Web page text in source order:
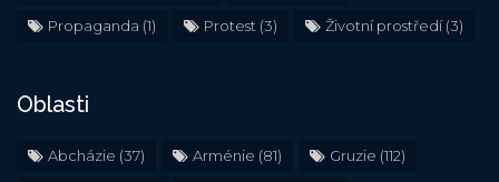
Propaganda (1) Protest (3) Životní prostředí(3)
Oblasti
Abcházie (37) Arménie (81) Gruzie (112)